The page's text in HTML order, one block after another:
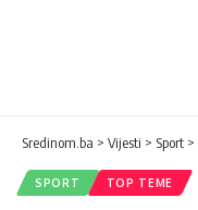
Sredinom.ba > Vijesti > Sport >
SPORT TOP TEME